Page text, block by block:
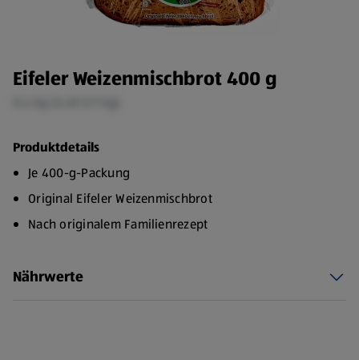
Eifeler Weizenmischbrot 400 g
Produktdetails
Je 400-g-Packung
Original Eifeler Weizenmischbrot
Nach originalem Familienrezept
Nährwerte